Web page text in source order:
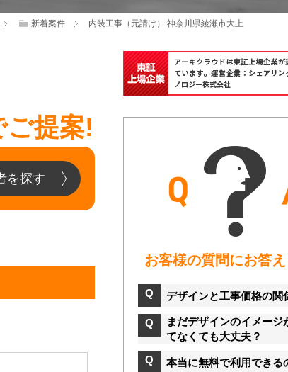
新着案件 内装工事（元請け） 神奈川県綾瀬市大上
ご提案!
を探す
お客様の質問にお答
デザインと工事価格の関
まだデザインのイメージ
てなくても大丈夫？
本当に無料で利用できる